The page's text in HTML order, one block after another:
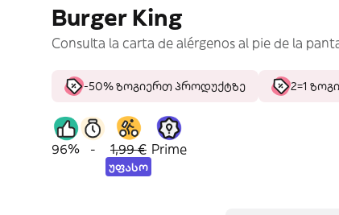
Burger King
Consulta la carta de alérgenos al pie de la
-50% ზოგიერთ პროდუქტზე 2=1
96% - 1,99 €
უფასო
Prime